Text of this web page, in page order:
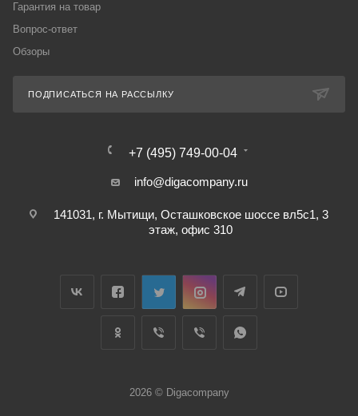
Гарантия на товар
Вопрос-ответ
Обзоры
ПОДПИСАТЬСЯ НА РАССЫЛКУ
+7 (495) 749-00-04
info@digacompany.ru
141031, г. Мытищи, Осташковское шоссе вл5с1, 3
этаж, офис 310
2026 © Digacompany